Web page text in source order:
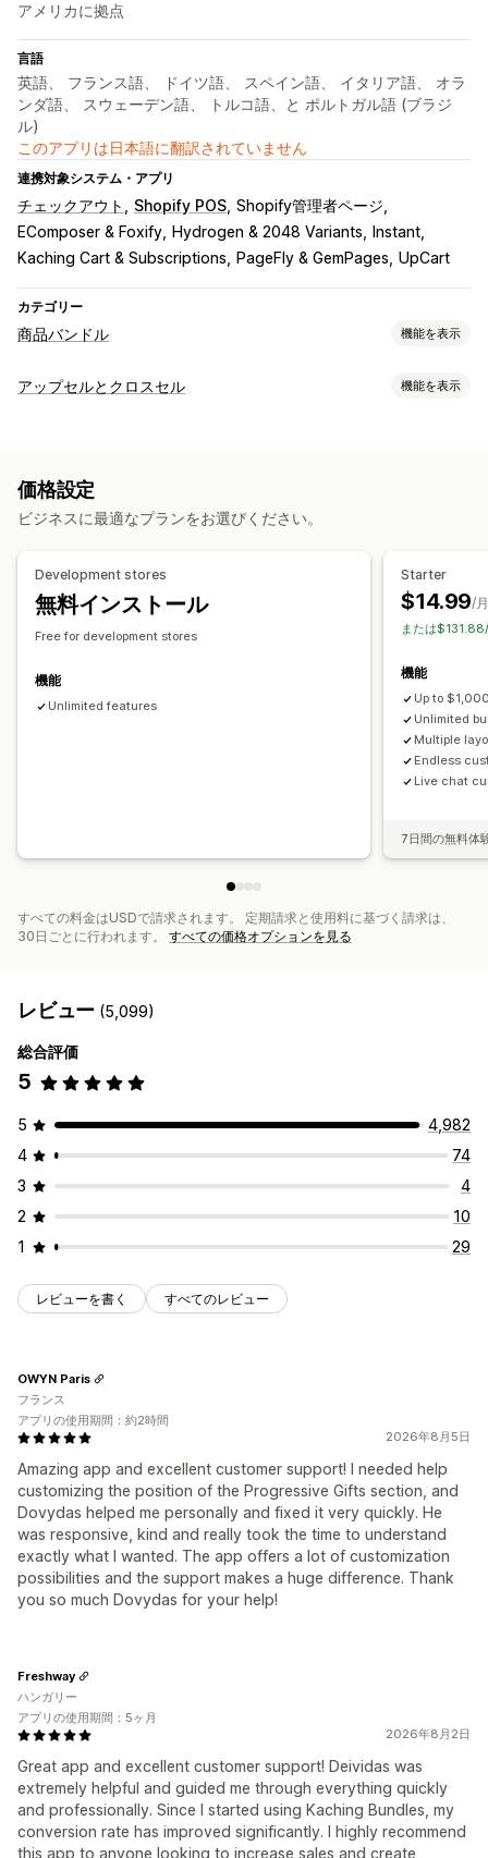
アメリカに拠点
言語
英語、 フランス語、 ドイツ語、 スペイン語、 イタリア語、 オラ
ンダ語、 スウェーデン語、 トルコ語、と ポルトガル語 (ブラジ
ル)
このアプリは日本語に翻訳されていません
連携対象システム・アプリ
チェックアウト Shopify POS Shopify管理者ページ
EComposer & Foxify
Hydrogen & 2048 Variants
Instant
Kaching Cart & Subscriptions
PageFly & GemPages UpCart
カテゴリー
商品バンドル 機能を表示
バンドルタイプ
クロスセルバンドル
デジタル商品 カスタムバンドル
設定可能な価格設定方式
固定価格設定
段階的な価格設定
ディスカウント
一括価格設定
アップセルとクロスセル 機能を表示
カスタムCSS
複数通貨
複数言語 カスタムルール
保証
配送保証 無料ギフト
商品アドオン
おすすめ商品
よく同時購入される商品
ボリュームディスカウント
AIによるおすすめ
優先処理
価格設定
ビジネスに最適なプランをお選びください。
Development stores
無料インストール
Free for development stores
機能
Unlimited features
Starter
$14.99/
または
機能
Up to
Unlimited
Multiple
Endless
Live chat
7日間の無料体
すべての料金はUSDで請求されます。 定期請求と使用料に基づく請求は、
30日ごとに行われます。 すべての価格オプションを見る
レビュー (5,099)
総合評価
5
5
4,982
4
74
3
4
2
10
1
29
レビューを書く すべてのレビュー
2026年8月5日
Amazing app and excellent customer support! I needed help
customizing the position of the Progressive Gifts section, and
Dovydas helped me personally and fixed it very quickly. He
was responsive, kind and really took the time to understand
exactly what I wanted. The app offers a lot of customization
possibilities and the support makes a huge difference. Thank
you so much Dovydas for your help!
OWYN Paris
フランス
アプリの使用期間：約2時間
2026年8月2日
Great app and excellent customer support! Deividas was
extremely helpful and guided me through everything quickly
and professionally. Since I started using Kaching Bundles, my
conversion rate has improved significantly. I highly recommend
this app to anyone looking to increase sales and create
Freshway
ハンガリー
アプリの使用期間：5ヶ月